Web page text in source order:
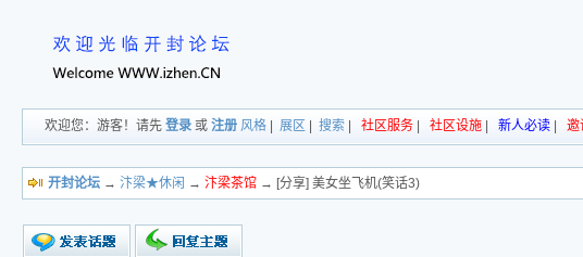
欢迎您：游客！请先登录 或注册 风格 |展区 |搜索 社区服务 社区设施 新人必读 邀
开封论坛 →汴梁★休闲 →汴梁茶馆 → [分享] 美女坐飞机(笑话3)